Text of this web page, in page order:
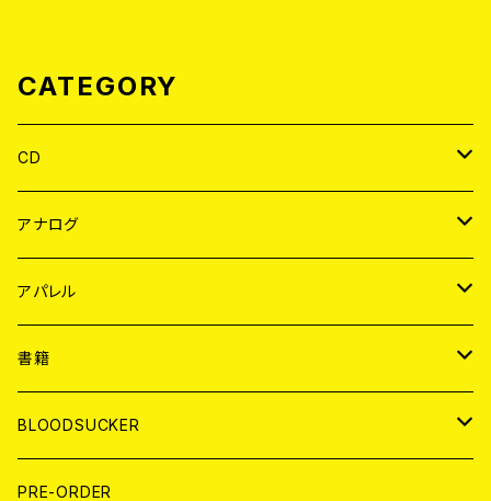
CATEGORY
CD
JAPAN
WORLD
アナログ
JAPAN
７EP
LP
WORLD
7EP
LP
アパレル
JAPAN
T-shirt
HOOD
WORLD
T-shirt
書籍
MAGAZINE
BOLLOCKS
写真集 (PHOTOBOOK)
BLOODSUCKER
CD
PRE-ORDER